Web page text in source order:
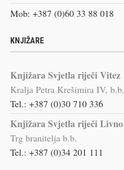
Mob: +387 (0)60 33 88 018
KNJIŽARE
Knjižara Svjetla riječi Vitez
Kralja Petra Krešimira IV, b.b.
Tel.: +387 (0)30 710 336
Knjižara Svjetla riječi Livno
Trg branitelja b.b.
Tel.: +387 (0)34 201 111